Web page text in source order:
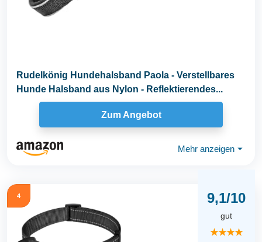
Rudelkönig Hundehalsband Paola - Verstellbares
Hunde Halsband aus Nylon - Reflektierendes...
Zum Angebot
Mehr anzeigen ⏷
4 9,1/10
gut
★★★★